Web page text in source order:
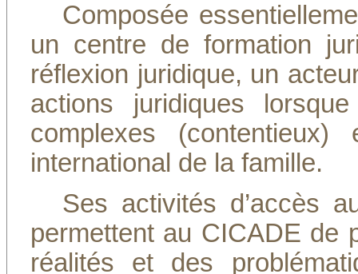
Composée
un centre de formation
réflexion juridique, un
actions juridiques
complexes
international de la famille.
Ses activités d’accès
permettent au CICADE de
réalités et des